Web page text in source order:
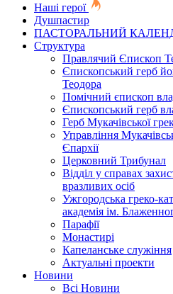
Наші герої
Душпастир
ПАСТОРАЛЬНИЙ
Структура
Правлячий Єпископ
Єпископський герб
Теодора
Помічний єпископ
Єпископський герб
Герб Мукачівської
Управління
Єпархії
Церковний Трибунал
Відділ у справах
вразливих осіб
Ужгородська греко-
академія ім.
Парафії
Монастирі
Капеланське служіння
Актуальні проекти
Новини
Всі Новини